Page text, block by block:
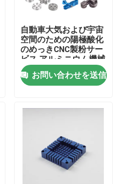
自動車大気および宇宙
空間のための陽極酸化
のめっきCNC製粉サー
ビス アルミニウム機械
化の部品
お問い合わせを送信